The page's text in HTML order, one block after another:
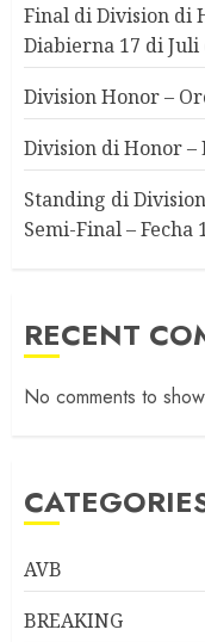
Final di Division di
Diabierna 17 di
Division Honor –
Division di Honor –
Standing di
Semi-Final – Fecha
RECENT
No comments to
AVB
BREAKING